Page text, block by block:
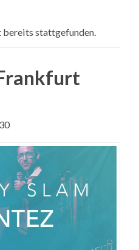
bereits stattgefunden.